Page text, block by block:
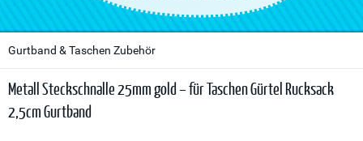
Gurtband & Taschen Zubehör
Metall Steckschnalle 25mm gold – für Taschen Gürtel Rucksack
2,5cm Gurtband